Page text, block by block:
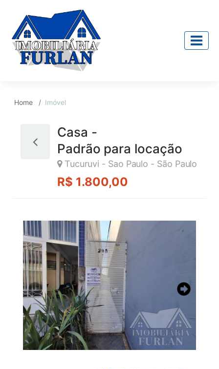
Home Imóvel
Casa -
Padrão para locação
Tucuruvi - Sao Paulo - São Paulo
R$ 1.800,00